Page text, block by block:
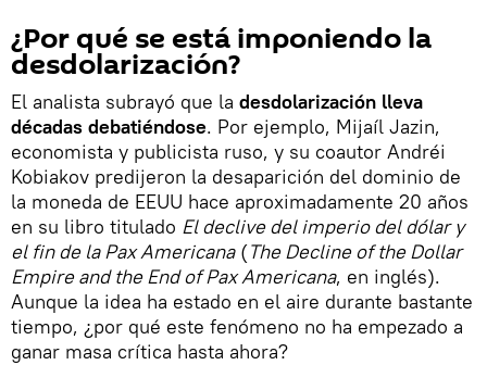
¿Por qué se está imponiendo la
desdolarización?
El analista subrayó que la desdolarización lleva
décadas debatiéndose. Por ejemplo, Mijaíl Jazin,
economista y publicista ruso, y su coautor Andréi
Kobiakov predijeron la desaparición del dominio de
la moneda de EEUU hace aproximadamente 20 años
en su libro titulado El declive del imperio del dólar y
el fin de la Pax Americana(The Decline of the Dollar
Empire and the End of Pax Americana, en inglés).
Aunque la idea ha estado en el aire durante bastante
tiempo, ¿por qué este fenómeno no ha empezado a
ganar masa crítica hasta ahora?